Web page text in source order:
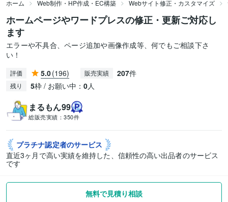
ホーム Web制作・HP作成・EC構築 Webサイト修正・カスタマイズ
ホームページやワードプレスの修正・更新ご対応し
ます
エラーや不具合、ページ追加や画像作成等、何でもご相談下さ
い！
評価 5.0(196) 販売実績 207件
残り 5枠 / お願い中： 0人
まるもん99
総販売実績： 350件
プラチナ認定者のサービス
直近3ヶ月で高い実績を維持した、信頼性の高い出品者のサービス
です
無料で見積り相談